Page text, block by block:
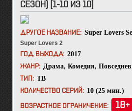
СЕЗОН) [1-10 ИЗ 10]
ДРУГОЕ НАЗВАНИЕ: Super Lovers
Super Lovers 2
ГОД ВЫХОДА: 2017
ЖАНР: Драма, Комедия,
ТИП: ТВ
КОЛИЧЕСТВО СЕРИЙ: 10 (25 мин.)
ВОЗРАСТНОЕ ОГРАНИЧЕНИЕ: 18+